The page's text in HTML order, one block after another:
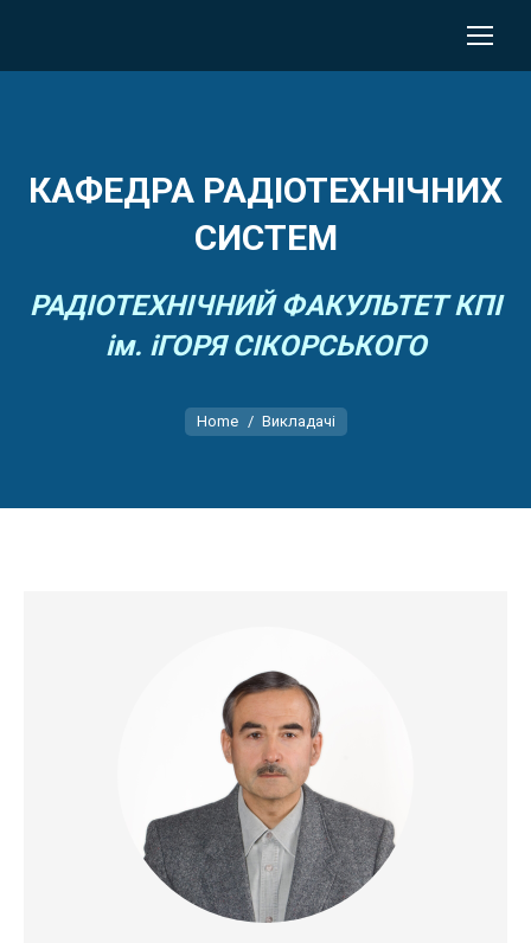
КАФЕДРА РАДІОТЕХНІЧНИХ
СИСТЕМ
РАДІОТЕХНІЧНИЙ ФАКУЛЬТЕТ КПІ
ім. іГОРЯ СІКОРСЬКОГО
You are here:
Home Викладачі